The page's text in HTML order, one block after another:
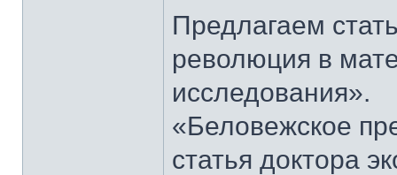
Предлагаем
революция в
исследования».
«Беловежское
статья доктора